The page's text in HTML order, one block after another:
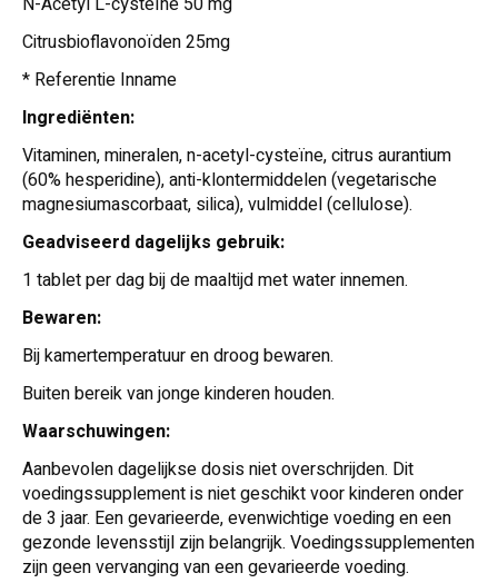
Citrusbioflavonoïden 25mg
* Referentie Inname
Ingrediënten:
Vitaminen, mineralen, n-acetyl-cysteïne, citrus aurantium
(60% hesperidine), anti-klontermiddelen (vegetarische
magnesiumascorbaat, silica), vulmiddel (cellulose).
Geadviseerd dagelijks gebruik:
1 tablet per dag bij de maaltijd met water innemen.
Bewaren:
Bij kamertemperatuur en droog bewaren.
Buiten bereik van jonge kinderen houden.
Waarschuwingen:
Aanbevolen dagelijkse dosis niet overschrijden. Dit
voedingssupplement is niet geschikt voor kinderen onder
de 3 jaar. Een gevarieerde, evenwichtige voeding en een
gezonde levensstijl zijn belangrijk. Voedingssupplementen
zijn geen vervanging van een gevarieerde voeding.